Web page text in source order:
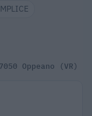
Oppeano (VR)